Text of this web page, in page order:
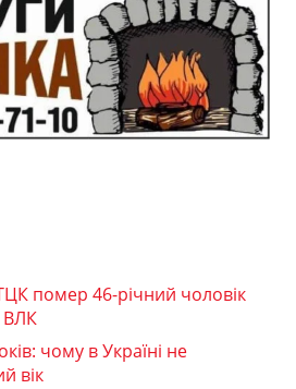
помер 46-річний чоловік
ВЛК
чому в Україні не
вік